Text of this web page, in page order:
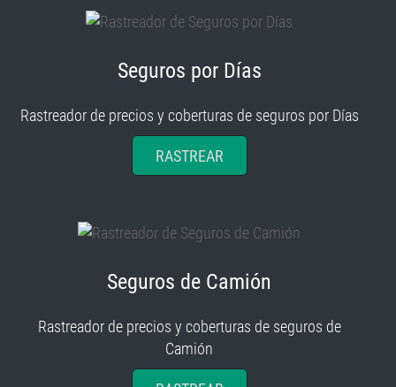
Seguros por Días
Rastreador de precios y coberturas de seguros por Días
RASTREAR
Seguros de Camión
Rastreador de precios y coberturas de seguros de
Camión